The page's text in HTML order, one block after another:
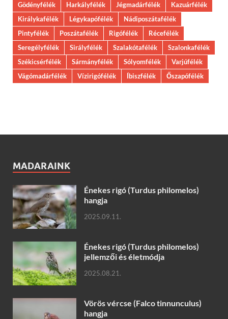
Gödényfélék
Harkályfélék Jégmadárfélék
Kazuárfélék
Királykafélék
Légykapófélék
Nádiposzátafélék
Pintyfélék
Poszátafélék Rigófélék
Récefélék
Seregélyfélék
Sirályfélék Szalakótafélék
Szalonkafélék
Székicsérfélék
Sármányfélék Sólyomfélék
Varjúfélék
Vágómadárfélék
Vízirigófélék Íbiszfélék Őszapófélék
MADARAINK
Énekes rigó (Turdus philomelos)
hangja
2025.09.11.
Énekes rigó (Turdus philomelos)
jellemzői és életmódja
2025.08.21.
Vörös vércse (Falco tinnunculus)
hangja